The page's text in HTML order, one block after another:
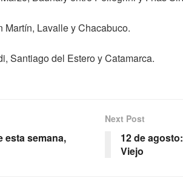
Martín, Lavalle y Chacabuco.
Santiago del Estero y Catamarca.
esta semana,
Next Post
12 de
Viejo